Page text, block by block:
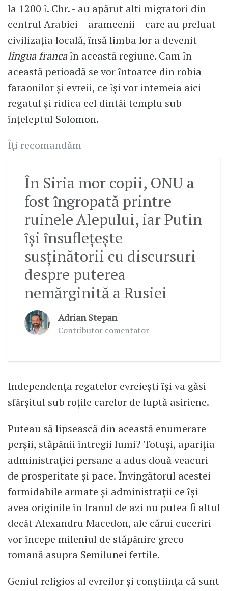
la 1200 ȋ. Chr. - au apărut alti migratori din
centrul Arabiei – arameenii – care au preluat
civilizaţia locală, ȋnsă limba lor a devenit
lingua francaȋn această regiune. Cam ȋn
această perioadă se vor ȋntoarce din robia
faraonilor şi evreii, ce ȋşi vor intemeia aici
regatul şi ridica cel dintȃi templu sub
ȋnţeleptul Solomon.
Îți recomandăm
În Siria mor copii, ONU a
fost ȋngropată printre
ruinele Alepului, iar Putin
ȋşi ȋnsufleţeşte
susţinătorii cu discursuri
despre puterea
nemărginită a Rusiei
Adrian Stepan
Contributor comentator
Independenţa regatelor evreieşti ȋşi va găsi
sfȃrşitul sub roţile carelor de luptă asiriene.
Puteau să lipsească din această enumerare
perşii, stăpȃnii ȋntregii lumi? Totuşi, apariţia
administraţiei persane a adus două veacuri
de prosperitate şi pace. Învingătorul acestei
formidabile armate şi administraţii ce ȋşi
avea originile ȋn Iranul de azi nu putea fi altul
decȃt Alexandru Macedon, ale cărui cuceriri
vor ȋncepe mileniul de stăpȃnire greco-
romană asupra Semilunei fertile.
Geniul religios al evreilor şi conştiinţa că sunt